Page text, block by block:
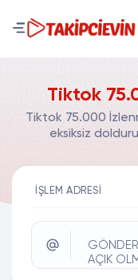
Tiktok
Tiktok 75.000
eksiksiz
İŞLEM ADRESI
AÇIK